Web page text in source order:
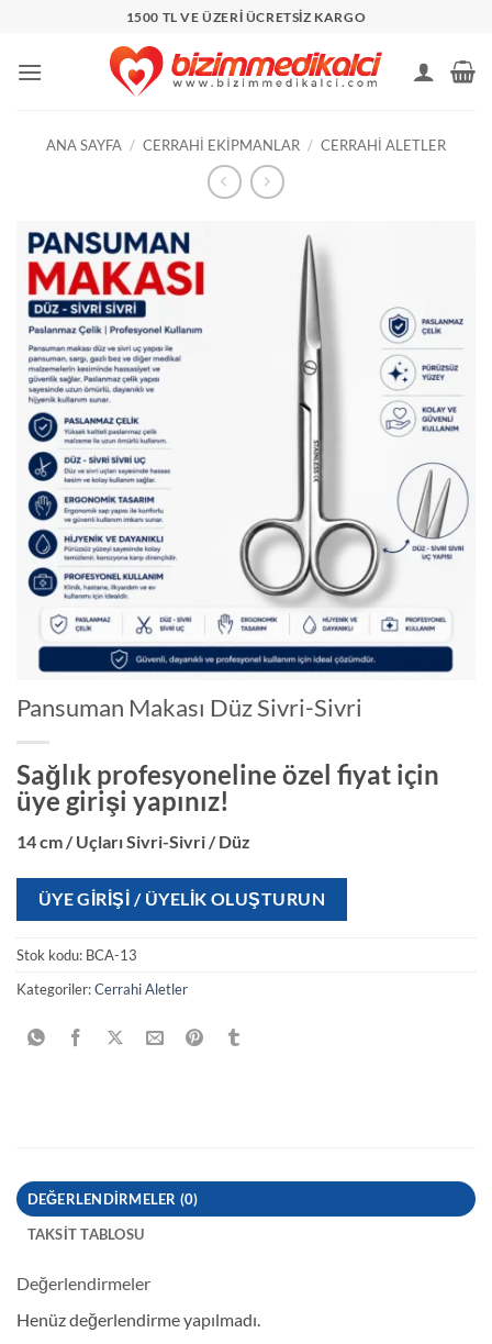
1500 TL VE ÜZERİ ÜCRETSİZ KARGO
ANA SAYFA / CERRAHI EKIPMANLAR / CERRAHI ALETLER
Pansuman Makası Düz Sivri-Sivri
Sağlık profesyoneline özel fiyat için
üye girişi yapınız!
14 cm / Uçları Sivri-Sivri / Düz
ÜYE GIRIŞI / ÜYELIK OLUŞTURUN
Stok kodu: BCA-13
Kategoriler:Cerrahi Aletler
DEĞERLENDIRMELER (0)
TAKSIT TABLOSU
Değerlendirmeler
Henüz değerlendirme yapılmadı.